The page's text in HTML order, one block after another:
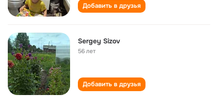
Добавить в друзья
Sergey Sizov
56 лет
Добавить в друзья